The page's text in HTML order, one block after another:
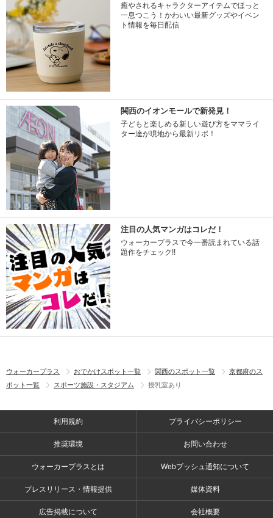
癒やされるキャラクターアイテムでほっと
一息つこう！かわいい最新グッズやイベン
ト情報を毎日配信
関西のイオンモールで新発見！
子どもと楽しめる新しい遊び方をママライ
ター達が現地から最新リポ！
注目の人気マンガはコレだ！
ウォーカープラスで今一番読まれている話
題作をチェック!!
ウォーカープラス おでかけスポット一覧 関西のスポット一覧
京都府のス
ポット一覧
スポーツ施設・スタジアム 授乳室あり
利用規約 プライバシーポリシー
推奨環境 お問い合わせ
ウォーカープラスとは Webプッシュ通知について
プレスリリース・情報提供 媒体資料
広告掲載について 会社概要